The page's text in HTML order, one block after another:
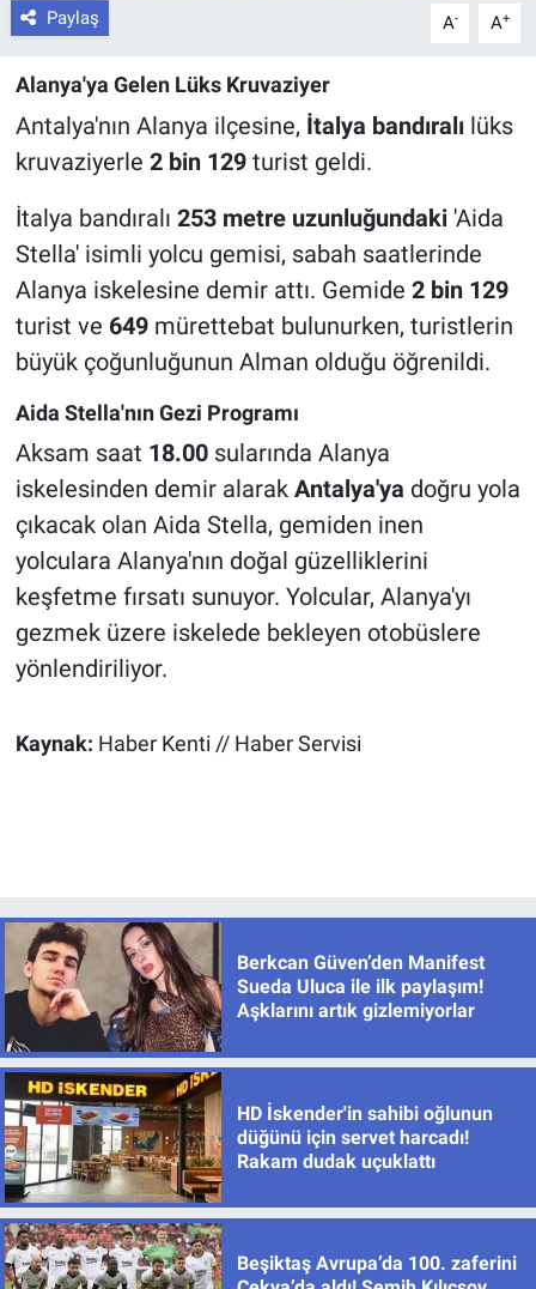
Paylaş A- A+
Alanya'ya Gelen Lüks Kruvaziyer
Antalya'nın Alanya ilçesine, İtalya bandıralılüks
kruvaziyerle 2 bin 129turist geldi.
İtalya bandıralı 253 metre uzunluğundaki'Aida
Stella' isimli yolcu gemisi, sabah saatlerinde
Alanya iskelesine demir attı. Gemide 2 bin 129
turist ve 649mürettebat bulunurken, turistlerin
büyük çoğunluğunun Alman olduğu öğrenildi.
Aida Stella'nın Gezi Programı
Aksam saat 18.00sularında Alanya
iskelesinden demir alarak Antalya'ya doğru yola
çıkacak olan Aida Stella, gemiden inen
yolculara Alanya'nın doğal güzelliklerini
keşfetme fırsatı sunuyor. Yolcular, Alanya'yı
gezmek üzere iskelede bekleyen otobüslere
yönlendiriliyor.
Kaynak: Haber Kenti // Haber Servisi
Berkcan Güven’den Manifest
Sueda Uluca ile ilk paylaşım!
Aşklarını artık gizlemiyorlar
HD İskender'in sahibi oğlunun
düğünü için servet harcadı!
Rakam dudak uçuklattı
Beşiktaş Avrupa’da 100. zaferini